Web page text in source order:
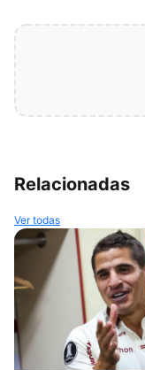
Relacionadas
Ver todas